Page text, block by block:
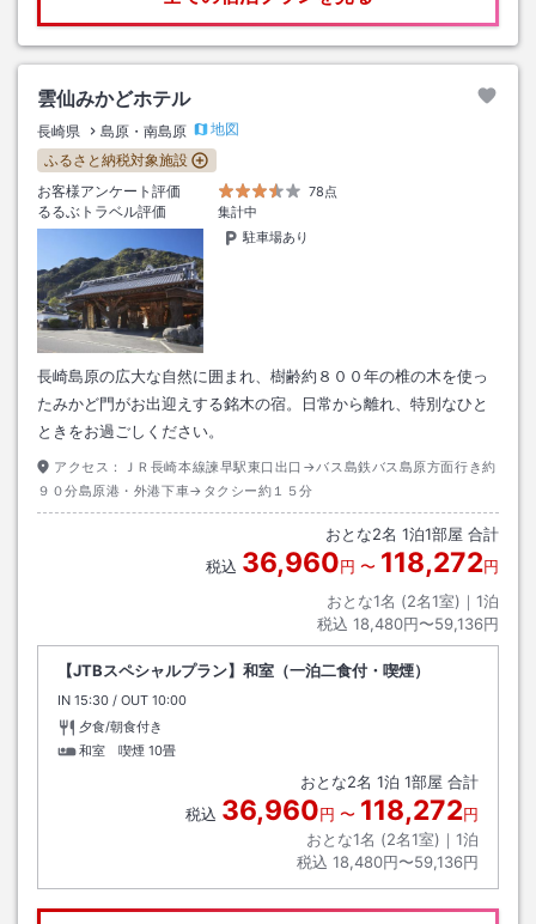
雲仙みかどホテル
長崎県 島原・南島原
地図
ふるさと納税対象施設
お客様アンケート評価
78点
るるぶトラベル評価
集計中
駐車場あり
長崎島原の広大な自然に囲まれ、樹齢約８００年の椎の木を使っ
たみかど門がお出迎えする銘木の宿。日常から離れ、特別なひと
ときをお過ごしください。
アクセス：
ＪＲ長崎本線諫早駅東口出口→バス島鉄バス島原方面行き約
９０分島原港・外港下車→タクシー約１５分
おとな2名 1泊1部屋 合計
税込 36,960円 〜 118,272円
おとな1名 (2名1室)｜ 1泊
税込 18,480円〜59,136円
【JTBスペシャルプラン】和室（一泊二食付・喫煙）
IN チェックイン
15:30 / OUT チェックアウト
10:00
夕食/朝食付き
和室 喫煙 10畳
おとな2名 1泊 1部屋 合計
税込 36,960円 〜 118,272円
おとな1名 (2名1室)｜ 1泊
税込 18,480円〜59,136円